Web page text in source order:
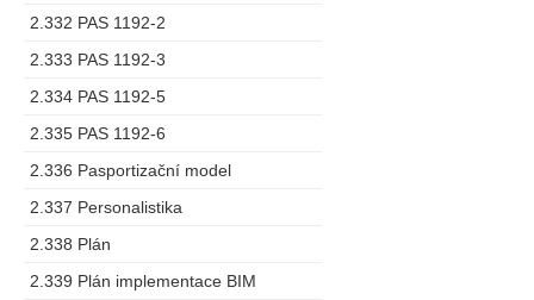
2.332 PAS 1192-2
2.333 PAS 1192-3
2.334 PAS 1192-5
2.335 PAS 1192-6
2.336 Pasportizační model
2.337 Personalistika
2.338 Plán
2.339 Plán implementace BIM